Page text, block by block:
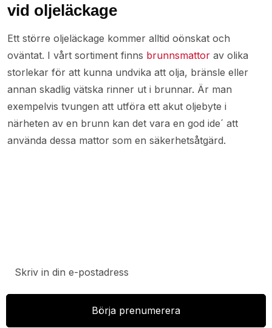
vid oljeläckage
Ett större oljeläckage kommer alltid oönskat och
oväntat. I vårt sortiment finns brunnsmattor av olika
storlekar för att kunna undvika att olja, bränsle eller
annan skadlig vätska rinner ut i brunnar. Är man
exempelvis tvungen att utföra ett akut oljebyte i
närheten av en brunn kan det vara en god ide´ att
använda dessa mattor som en säkerhetsåtgärd.